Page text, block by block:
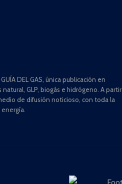
DEL GAS, única publicación en
GLP, biogás e hidrógeno. A partir
de difusión noticioso, con toda la